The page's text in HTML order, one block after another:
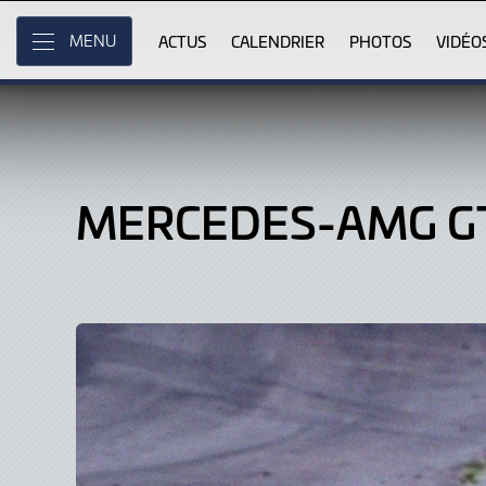
Skip
Main
Content
MENU ACTUS CALENDRIER PHOTOS
Mercedes-
AMG
GT4,
Car
MERCEDES-AMG